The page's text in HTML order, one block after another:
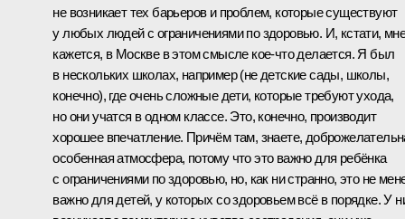
не возникает тех барьеров и проблем, которые существуют
у любых людей с ограничениями по здоровью. И, кстати,
кажется, в Москве в этом смысле кое‑что делается. Я был
в нескольких школах, например (не детские сады, школы,
конечно), где очень сложные дети, которые требуют ухода,
но они учатся в одном классе. Это, конечно, производит
хорошее впечатление. Причём там, знаете,
особенная атмосфера, потому что это важно для ребёнка
с ограничениями по здоровью, но, как ни странно, это не
важно для детей, у которых со здоровьем всё в порядке. У